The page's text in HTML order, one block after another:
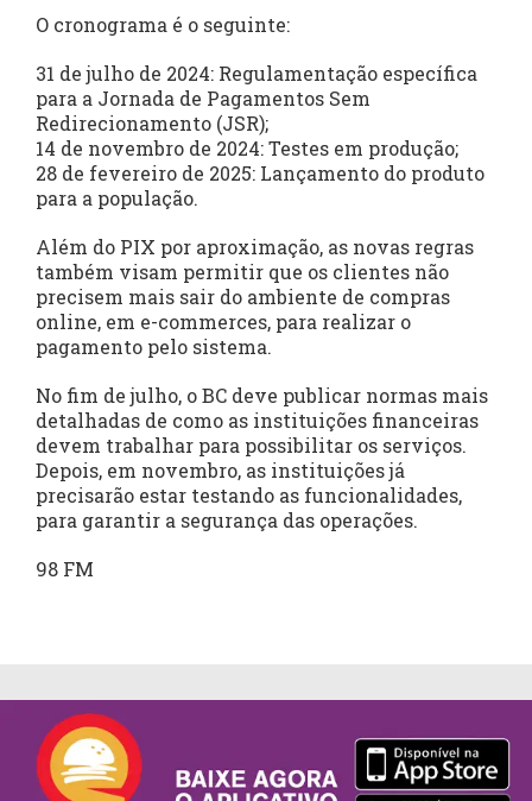
O cronograma é o seguinte:
31 de julho de 2024: Regulamentação específica
para a Jornada de Pagamentos Sem
Redirecionamento (JSR);
14 de novembro de 2024: Testes em produção;
28 de fevereiro de 2025: Lançamento do produto
para a população.
Além do PIX por aproximação, as novas regras
também visam permitir que os clientes não
precisem mais sair do ambiente de compras
online, em e-commerces, para realizar o
pagamento pelo sistema.
No fim de julho, o BC deve publicar normas mais
detalhadas de como as instituições financeiras
devem trabalhar para possibilitar os serviços.
Depois, em novembro, as instituições já
precisarão estar testando as funcionalidades,
para garantir a segurança das operações.
98 FM